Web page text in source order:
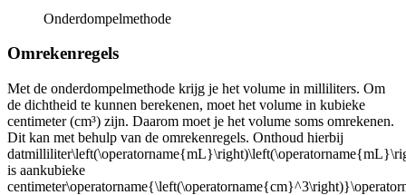
Onderdompelmethode
Omrekenregels
Met de onderdompelmethode krijg je het volume in milliliters. Om
de dichtheid te kunnen berekenen, moet het volume in kubieke
centimeter (cm³) zijn. Daarom moet je het volume soms omrekenen.
Dit kan met behulp van de omrekenregels. Onthoud hierbij
datmilliliter
is aankubieke
centimeter